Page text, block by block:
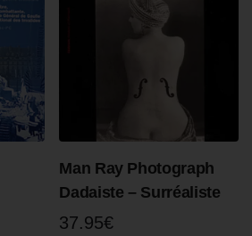
Man Ray Photograph
Dadaiste – Surréaliste
37.95€